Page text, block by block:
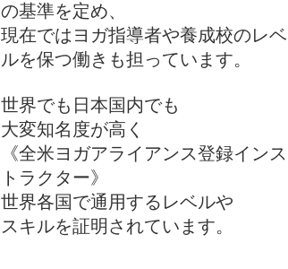
の基準を定め、
現在ではヨガ指導者や養成校のレベ
ルを保つ働きも担っています。
世界でも日本国内でも
大変知名度が高く
《全米ヨガアライアンス登録インス
トラクター》
世界各国で通用するレベルや
スキルを証明されています。